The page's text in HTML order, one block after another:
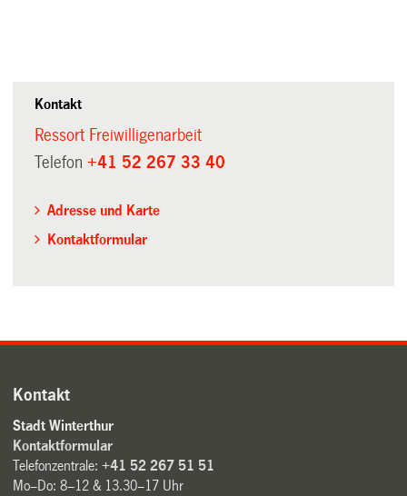
Kontakt
Ressort Freiwilligenarbeit
Telefon+41 52 267 33 40
Adresse und Karte
Kontaktformular
Kontakt
Stadt Winterthur
Kontaktformular
Telefonzentrale:+41 52 267 51 51
Mo–Do: 8–12 & 13.30–17 Uhr